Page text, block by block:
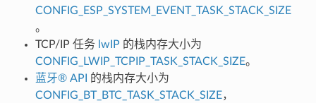
CONFIG_ESP_SYSTEM_EVENT_TASK_STACK_SIZE
。
TCP/IP 任务 lwIP 的栈内存大小为
CONFIG_LWIP_TCPIP_TASK_STACK_SIZE。
蓝牙® API
的栈内存大小为
CONFIG_BT_BTC_TASK_STACK_SIZE，